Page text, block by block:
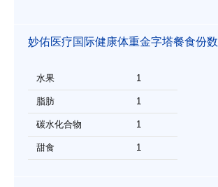
妙佑医疗国际健康体重金字塔餐食份数
水果 1
脂肪 1
碳水化合物 1
甜食 1